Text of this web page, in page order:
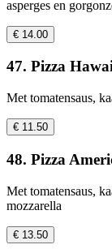
asperges en
€ 14.00
47. Pizza
Met tomatensaus,
€ 11.50
48. Pizza
Met tomatensaus,
mozzarella
€ 13.50